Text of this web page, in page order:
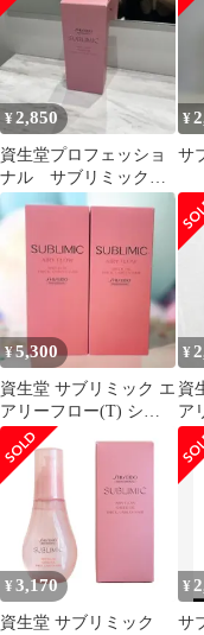
メント 熱 乾燥 ダメー
ジ サロン専売品 美容室
専売
ト
¥2,850
資生堂プロフェッショ
ナル サブリミック
エアリーフロー シア
ーオイル(T)
¥
サ
¥5,300
資生堂 サブリミック エ
アリーフロー(T) シア
ーオイル 100mL 2本セ
ット
¥
資
ア
イ
¥ 3,170
資生堂 サブリミック
¥
サ